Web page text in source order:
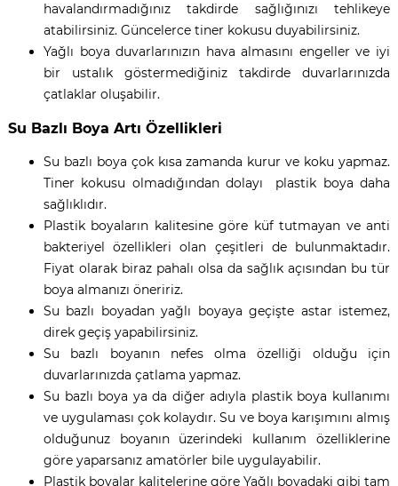
havalandırmadığınız takdirde sağlığınızı tehlikeye
atabilirsiniz. Güncelerce tiner kokusu duyabilirsiniz.
Yağlı boya duvarlarınızın hava almasını engeller ve iyi
bir ustalık göstermediğiniz takdirde duvarlarınızda
çatlaklar oluşabilir.
Su Bazlı Boya Artı Özellikleri
Su bazlı boya çok kısa zamanda kurur ve koku yapmaz.
Tiner kokusu olmadığından dolayı plastik boya daha
sağlıklıdır.
Plastik boyaların kalitesine göre küf tutmayan ve anti
bakteriyel özellikleri olan çeşitleri de bulunmaktadır.
Fiyat olarak biraz pahalı olsa da sağlık açısından bu tür
boya almanızı öneririz.
Su bazlı boyadan yağlı boyaya geçişte astar istemez,
direk geçiş yapabilirsiniz.
Su bazlı boyanın nefes olma özelliği olduğu için
duvarlarınızda çatlama yapmaz.
Su bazlı boya ya da diğer adıyla plastik boya kullanımı
ve uygulaması çok kolaydır. Su ve boya karışımını almış
olduğunuz boyanın üzerindeki kullanım özelliklerine
göre yaparsanız amatörler bile uygulayabilir.
Plastik boyalar kalitelerine göre Yağlı boyadaki gibi tam